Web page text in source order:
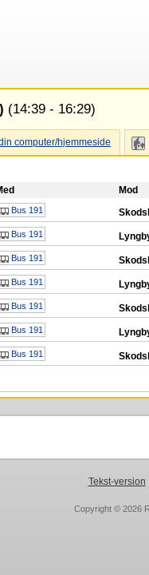
(14:39 - 16:29)
computer/hjemmeside
Mod
Bus 191
Bus 191
Bus 191
Bus 191
Bus 191
Bus 191
Bus 191
Tekst-version
Copyright © 2026